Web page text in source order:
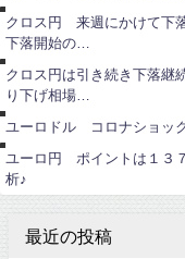
クロス円 来週にかけて下
下落開始の…
クロス円は引き続き下落継
り下げ相場…
ユーロドル コロナショッ
ユーロ円 ポイントは１３
析♪
最近の投稿